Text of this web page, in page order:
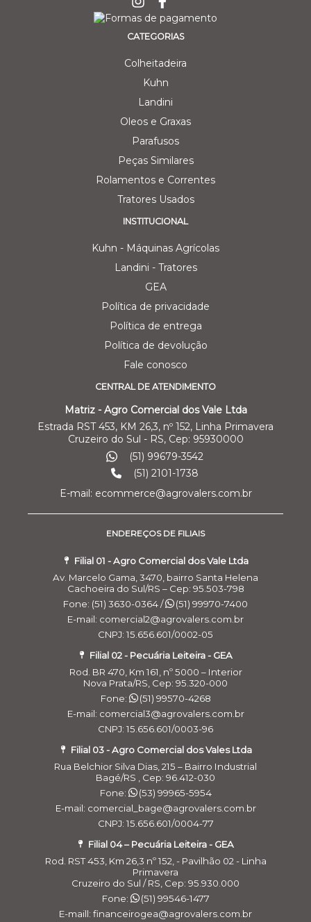
CATEGORIAS
Colheitadeira
Kuhn
Landini
Oleos e Graxas
Parafusos
Peças Similares
Rolamentos e Correntes
Tratores Usados
INSTITUCIONAL
Kuhn - Máquinas Agrícolas
Landini - Tratores
GEA
Política de privacidade
Política de entrega
Política de devolução
Fale conosco
CENTRAL DE ATENDIMENTO
Matriz - Agro Comercial dos Vale Ltda
Estrada RST 453, KM 26,3, nº 152, Linha Primavera
Cruzeiro do Sul - RS, Cep: 95930000
(51) 99679-3542
(51) 2101-1738
E-mail: ecommerce@agrovalers.com.br
ENDEREÇOS DE FILIAIS
Filial 01 - Agro Comercial dos Vale Ltda
Av. Marcelo Gama, 3470, bairro Santa Helena
Cachoeira do Sul/RS – Cep: 95.503-798
Fone: (51) 3630-0364 /
(51) 99970-7400
E-mail: comercial2@agrovalers.com.br
CNPJ: 15.656.601/0002-05
Filial 02 - Pecuária Leiteira - GEA
Rod. BR 470, Km 161, nº 5000 – Interior
Nova Prata/RS, Cep: 95.320-000
Fone:
(51) 99570-4268
E-mail: comercial3@agrovalers.com.br
CNPJ: 15.656.601/0003-96
Filial 03 - Agro Comercial dos Vales Ltda
Rua Belchior Silva Dias, 215 – Bairro Industrial
Bagé/RS , Cep: 96.412-030
Fone:
(53) 99965-5954
E-mail: comercial_bage@agrovalers.com.br
CNPJ: 15.656.601/0004-77
Filial 04 – Pecuária Leiteira - GEA
Rod. RST 453, Km 26,3 nº 152, - Pavilhão 02 - Linha
Primavera
Cruzeiro do Sul / RS, Cep: 95.930.000
Fone:
(51) 99546-1477
E-maill: financeirogea@agrovalers.com.br
a gente usa cookies para personalizar anúncios e melhorar a